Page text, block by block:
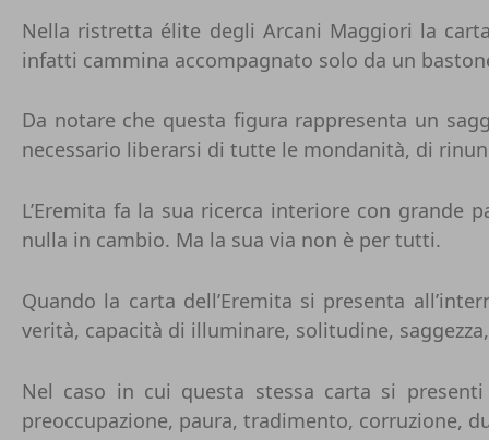
Nella ristretta élite degli Arcani Maggiori la
infatti cammina accompagnato solo da un
Da notare che questa figura rappresenta un
necessario liberarsi di tutte le mondanità, di
L’Eremita fa la sua ricerca interiore con grande
nulla in cambio. Ma la sua via non è per tutti.
Quando la carta dell’Eremita si presenta
verità, capacità di illuminare, solitudine,
Nel caso in cui questa stessa carta si
preoccupazione, paura, tradimento, corruzione,